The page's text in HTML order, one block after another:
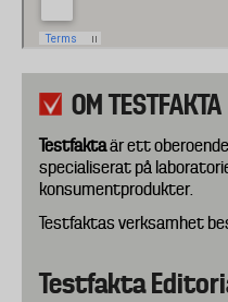
OM TESTFAKTA
Testfaktaär ett
specialiserat på
konsumentprodukter.
Testfaktas verksamhet
Testfakta